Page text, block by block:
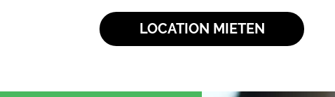
LOCATION MIETEN